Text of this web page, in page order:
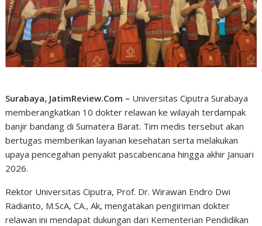
Surabaya, JatimReview.Com – Universitas Ciputra Surabaya
memberangkatkan 10 dokter relawan ke wilayah terdampak
banjir bandang di Sumatera Barat. Tim medis tersebut akan
bertugas memberikan layanan kesehatan serta melakukan
upaya pencegahan penyakit pascabencana hingga akhir Januari
2026.
Rektor Universitas Ciputra, Prof. Dr. Wirawan Endro Dwi
Radianto, M.ScA, CA., Ak, mengatakan pengiriman dokter
relawan ini mendapat dukungan dari Kementerian Pendidikan